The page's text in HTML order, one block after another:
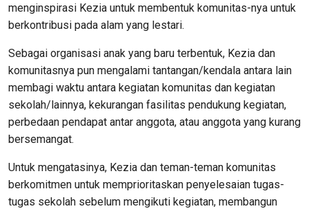
menginspirasi Kezia untuk membentuk komunitas-nya untuk
berkontribusi pada alam yang lestari.
Sebagai organisasi anak yang baru terbentuk, Kezia dan
komunitasnya pun mengalami tantangan/kendala antara lain
membagi waktu antara kegiatan komunitas dan kegiatan
sekolah/lainnya, kekurangan fasilitas pendukung kegiatan,
perbedaan pendapat antar anggota, atau anggota yang kurang
bersemangat.
Untuk mengatasinya, Kezia dan teman-teman komunitas
berkomitmen untuk memprioritaskan penyelesaian tugas-
tugas sekolah sebelum mengikuti kegiatan, membangun